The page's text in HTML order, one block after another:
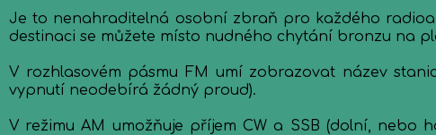
Je to nenahraditelná osobní zbraň pro každého
destinaci se můžete místo nudného chytání bronzu na
V rozhlasovém pásmu FM umí zobrazovat název
vypnutí neodebírá žádný proud).
V režimu AM umožňuje příjem CW a SSB (dolní, nebo